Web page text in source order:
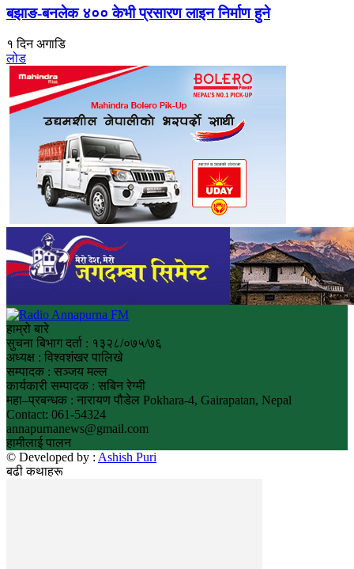
बझाङ-बनलेक ४०० केभी प्रसारण लाइन निर्माण हुने
१ दिन अगाडि
लोड
हाम्रो बारे
सुचना बिभाग दर्ता : १३२८/०७५/७६
अध्यक्ष : विश्वशंखर पालिखे
सम्पादक : सञ्जय मल्ल
कार्यकारी सम्पादक : सबिन रेग्मी
महा–प्रबन्धक : नारायण पौडेल Pokhara-4, Gairapatan, Nepal
Contact: 061-54324
annapurnanews@gmail.com
हामीलाई पालन
© Developed by : Ashish Puri
बढी कथाहरू